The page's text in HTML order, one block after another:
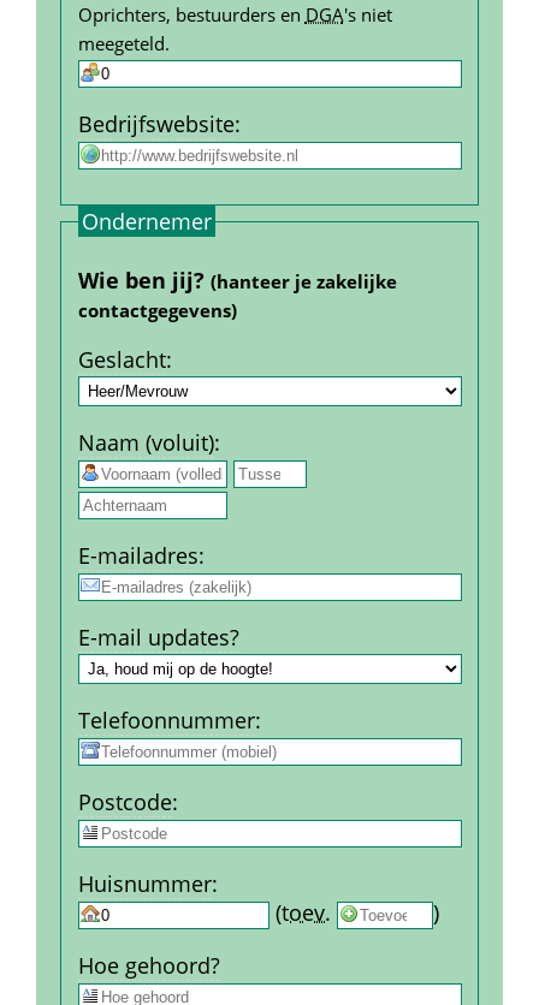
Oprichters, bestuurders en DGA's niet
meegeteld.
Bedrijfs­website:
Ondernemer
Wie ben jij? (hanteer je zakelijke
contact­gegevens)
Geslacht:
Naam (voluit):
E-mail­adres:
E-mail updates?
Telefoon­nummer:
Post­code:
Huis­nummer:
(toev.
)
Hoe gehoord?